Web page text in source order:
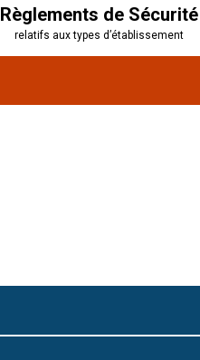
Règlements de Sécurité
relatifs aux types d’établissement